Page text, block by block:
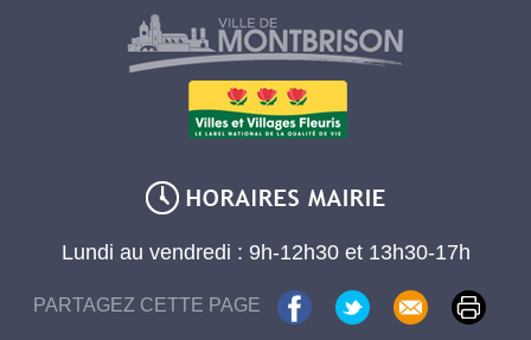
Lundi au vendredi : 9h-12h30 et 13h30-17h
PARTAGEZ CETTE PAGE